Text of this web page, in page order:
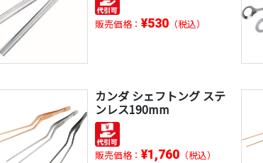
販売価格：¥530 （税込）
カンダ シェフトング ステ
ンレス190mm
販売価格：¥1,760 （税込）